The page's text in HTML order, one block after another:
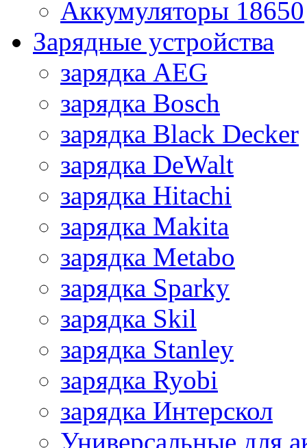
Аккумуляторы 18650
Зарядные устройства
зарядка AEG
зарядка Bosch
зарядка Black Decker
зарядка DeWalt
зарядка Hitachi
зарядка Makita
зарядка Metabo
зарядка Sparky
зарядка Skil
зарядка Stanley
зарядка Ryobi
зарядка Интерскол
Универсальные для